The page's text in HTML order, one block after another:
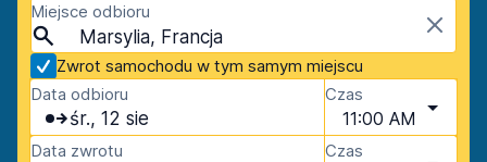
Miejsce odbioru
Marsylia, Francja
Zwrot samochodu w tym samym miejscu
Data odbioru
śr., 12 sie
Czas
11:00 AM
Data zwrotu Czas